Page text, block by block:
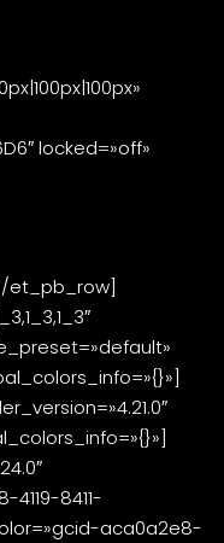
locked=»off»
8411-
aca0a2e8-